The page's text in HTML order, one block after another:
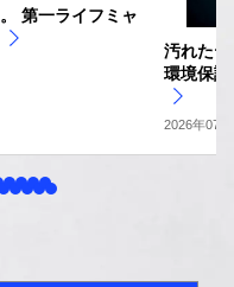
第一ライフミャ
汚れた
環境保
2026年07